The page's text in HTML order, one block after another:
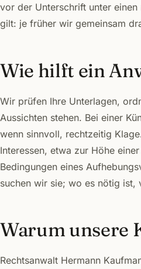
vor der Unterschrift unter
gilt: je früher wir gemeinsam
Wie hilft ein
Wir prüfen Ihre Unterlagen,
Aussichten stehen. Bei einer
wenn sinnvoll, rechtzeitig
Interessen, etwa zur Höhe
Bedingungen eines
suchen wir sie; wo es nötig
Warum unsere
Rechtsanwalt Hermann